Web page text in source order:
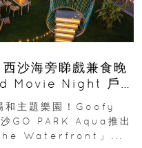
沙海旁睇戲兼食晚
Movie Night 戶
和主題樂園！Goofy
GO PARK Aqua推出
Waterfront」...